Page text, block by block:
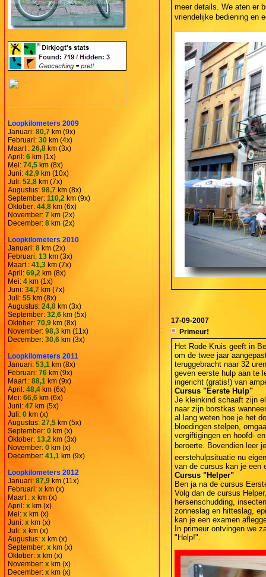
Loopkilometers 2009
Januari: 80,7 km (9x)
Februari: 30 km (4x)
Maart : 26,8 km (3x)
April: 6 km (1x)
Mei: 74,5 km (8x)
Juni: 42,9 km (10x)
Juli: 52,8 km (7x)
Augustus: 98,7 km (8x)
September: 110,2 km (9x)
Oktober: 44,8 km (6x)
November: 7 km (2x)
December: 8 km (2x)
Loopkilometers 2010
Januari: 8 km (2x)
Februari: 13 km (3x)
Maart : 41,3 km (7x)
April: 69,2 km (8x)
Mei: 4 km (1x)
Juni: 34,7 km (7x)
Juli: 55 km (8x)
Augustus: 24,8 km (3x)
September: 32,6 km (5x)
Oktober: 70,9 km (8x)
November: 98,3 km (11x)
December: 30,6 km (3x)
Loopkilometers 2011
Januari: 53,1 km (8x)
Februari: 76 km (9x)
Maart : 88,1 km (9x)
April: 48,4 km (6x)
Mei: 66,6 km (6x)
Juni: 47 km (5x)
Juli: 0 km (x)
Augustus: 27,5 km (5x)
September: 0 km (x)
Oktober: 13,2 km (3x)
November: 0 km (x)
December: 41,1 km (9x)
Loopkilometers 2012
Januari: 87,9 km (11x)
Februari: x km (x)
Maart : x km (x)
April: x km (x)
Mei: x km (x)
Juni: x km (x)
Juli: x km (x)
Augustus: x km (x)
September: x km (x)
Oktober: x km (x)
November: x km (x)
December: x km (x)
meer details. We aten er
vriendelijke bediening en
17-09-2007
Primeur!
Het Rode Kruis geeft in
om de twee jaar
teruggebracht naar 32
geven eerste hulp aan te
ingericht (gratis!) van
Cursus "Eerste Hulp"
Je kleinkind schaaft zijn
naar zijn borstkas
al lang weten hoe je het
bloedingen stelpen,
vergiftigingen en hoofd-
beroerte. Bovendien leer
eerstehulpsituatie nu
van de cursus kan je een
Cursus "Helper"
Ben ja na de cursus
Volg dan de cursus
hersenschudding,
zonneslag en hitteslag,
kan je een examen
In primeur ontvingen we
"Help!".